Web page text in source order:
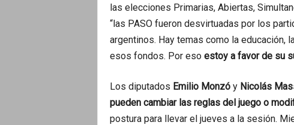
las elecciones Primarias, Abiertas,
“las PASO fueron desvirtuadas por los
argentinos. Hay temas como la educación,
esos fondos. Por esoestoy a favor de su
Los diputados Emilio Monzóy Nicolás
pueden cambiar las reglas del juego o
postura para llevar el jueves a la sesión.